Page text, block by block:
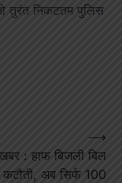
तुरंत निकटतम पुलिस
: हाफ बिजली बिल
कटौती, अब सिर्फ 100
⟶